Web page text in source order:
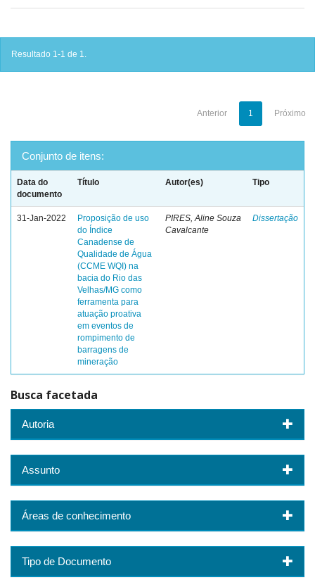
Resultado 1-1 de 1.
Anterior 1 Próximo
Conjunto de itens:
Data do
documento
Título Autor(es) Tipo
31-Jan-2022
Proposição de uso
do Índice
Canadense de
Qualidade de Água
(CCME WQI) na
bacia do Rio das
Velhas/MG como
ferramenta para
atuação proativa
em eventos de
rompimento de
barragens de
mineração
PIRES, Aline Souza
Cavalcante
Dissertação
Busca facetada
Autoria
Assunto
Áreas de conhecimento
Tipo de Documento